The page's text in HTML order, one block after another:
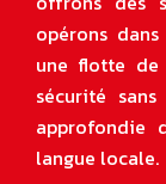
opérons
une flotte de
sécurité
approfondie
langue locale.